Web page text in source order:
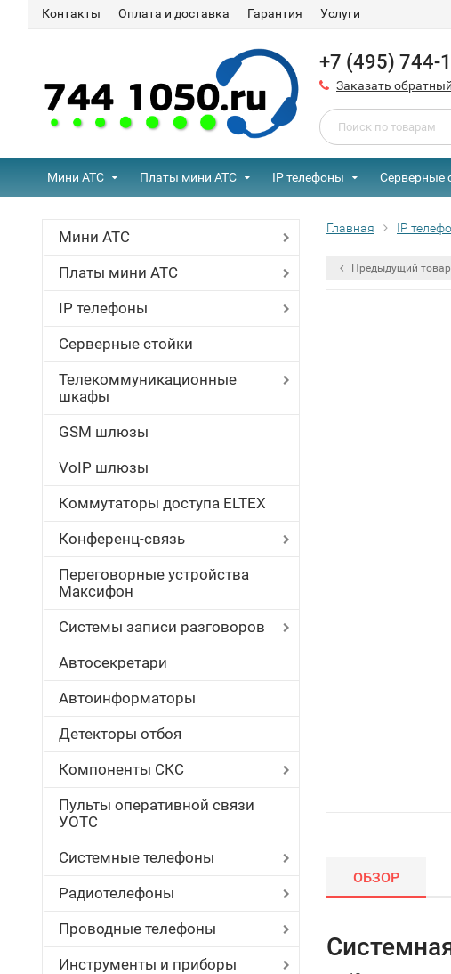
Контакты Оплата и доставка Гарантия Услуги
+7 (495) 744-
Заказать
Мини АТС Платы мини АТС IP телефоны Серверные
Мини АТС
Платы мини АТС
IP телефоны
Серверные стойки
Телекоммуникационные
шкафы
GSM шлюзы
VoIP шлюзы
Коммутаторы доступа ELTEX
Конференц-связь
Переговорные устройства
Максифон
Системы записи разговоров
Автосекретари
Автоинформаторы
Детекторы отбоя
Компоненты СКС
Пульты оперативной связи
УОТС
Системные телефоны
Радиотелефоны
Проводные телефоны
Инструменты и приборы
Главная IP
Предыдущий товар
ОБЗОР